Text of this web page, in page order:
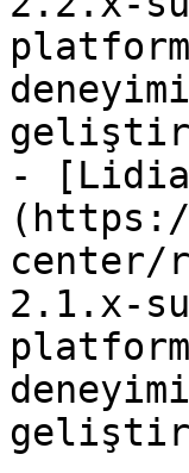
- [Lidia
center/
2.1.x-